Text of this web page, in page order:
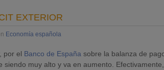
EXTERIOR
Economía española
por el Banco de Españasobre la balanza de
siendo muy alto y va en aumento.